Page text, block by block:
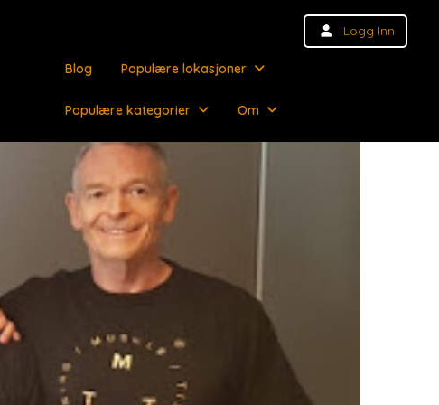
Logg Inn
Blog Populære lokasjoner
Populære kategorier Om